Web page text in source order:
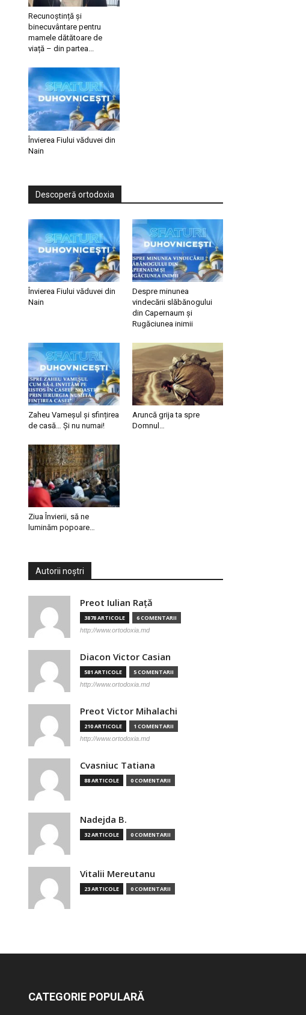
Recunoștință și
binecuvântare pentru
mamele dătătoare de
viață – din partea...
Învierea Fiului văduvei din
Nain
Descoperă ortodoxia
Învierea Fiului văduvei din
Nain
Despre minunea
vindecării slăbănogului
din Capernaum și
Rugăciunea inimii
Zaheu Vameșul și sfințirea
de casă… Și nu numai!
Aruncă grija ta spre
Domnul…
Ziua Învierii, să ne
luminăm popoare…
Autorii noștri
Preot Iulian Raţă
3878 ARTICOLE 6 COMENTARII
http://www.ortodoxia.md
Diacon Victor Casian
581 ARTICOLE 5 COMENTARII
http://www.ortodoxia.md
Preot Victor Mihalachi
210 ARTICOLE 1 COMENTARII
http://www.ortodoxia.md
Cvasniuc Tatiana
88 ARTICOLE 0 COMENTARII
Nadejda B.
32 ARTICOLE 0 COMENTARII
Vitalii Mereutanu
23 ARTICOLE 0 COMENTARII
CATEGORIE POPULARĂ